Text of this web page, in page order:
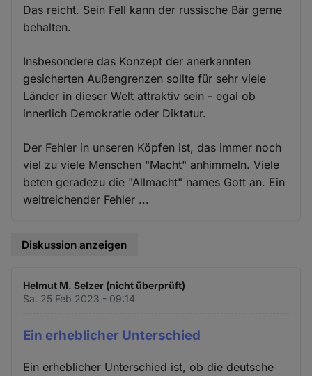
Das reicht. Sein Fell kann der russische Bär gerne
behalten.
Insbesondere das Konzept der anerkannten
gesicherten Außengrenzen sollte für sehr viele
Länder in dieser Welt attraktiv sein - egal ob
innerlich Demokratie oder Diktatur.
Der Fehler in unseren Köpfen ist, das immer noch
viel zu viele Menschen "Macht" anhimmeln. Viele
beten geradezu die "Allmacht" names Gott an. Ein
weitreichender Fehler ...
Diskussion anzeigen
Helmut M. Selzer (nicht überprüft)
Sa. 25 Feb 2023 - 09:14
Ein erheblicher Unterschied
Ein erheblicher Unterschied ist, ob die deutsche